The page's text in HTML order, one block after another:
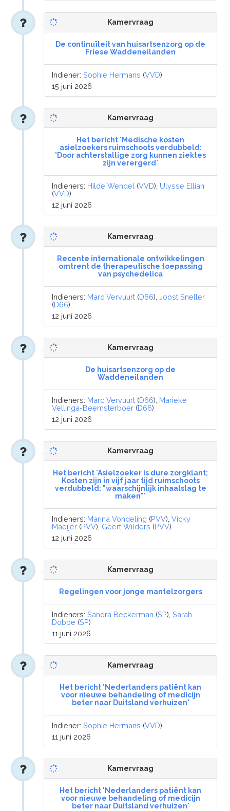
Kamervraag
De continuïteit van huisartsenzorg op de
Friese Waddeneilanden
Indiener:Sophie Hermans (VVD)
15 juni 2026
Kamervraag
Het bericht 'Medische kosten
asielzoekers ruimschoots verdubbeld:
’Door achterstallige zorg kunnen ziektes
zijn verergerd'
Indieners: Hilde Wendel (VVD), Ulysse Ellian
(VVD)
12 juni 2026
Kamervraag
Recente internationale ontwikkelingen
omtrent de therapeutische toepassing
van psychedelica
Indieners: Marc Vervuurt (D66),Joost Sneller
(D66)
12 juni 2026
Kamervraag
De huisartsenzorg op de
Waddeneilanden
Indieners: Marc Vervuurt (D66), Marieke
Vellinga-Beemsterboer (D66)
12 juni 2026
Kamervraag
Het bericht 'Asielzoeker is dure zorgklant;
Kosten zijn in vijf jaar tijd ruimschoots
verdubbeld: "waarschijnlijk inhaalslag te
maken"'
Indieners: Marina Vondeling (PVV),Vicky
Maeijer (PVV), Geert Wilders (PVV)
12 juni 2026
Kamervraag
Regelingen voor jonge mantelzorgers
Indieners:Sandra Beckerman (SP),Sarah
Dobbe (SP)
11 juni 2026
Kamervraag
Het bericht 'Nederlanders patiënt kan
voor nieuwe behandeling of medicijn
beter naar Duitsland verhuizen'
Indiener:Sophie Hermans (VVD)
11 juni 2026
Kamervraag
Het bericht 'Nederlanders patiënt kan
voor nieuwe behandeling of medicijn
beter naar Duitsland verhuizen'